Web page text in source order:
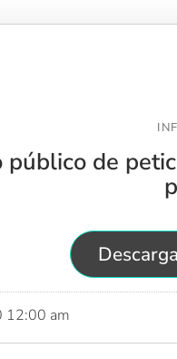
público de
12:00 am